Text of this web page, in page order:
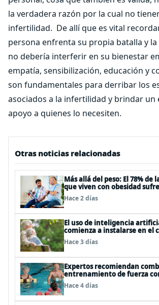
la verdadera razón por la cual no
infertilidad. De allí que es vital
persona enfrenta su propia batalla y
no debería interferir en su bienestar
empatía, sensibilización, educación y
son fundamentales para derribar los
asociados a la infertilidad y brindar un
apoyo a quienes lo necesiten.
Otras noticias relacionadas
Más allá del peso: El 78% de
que viven con obesidad
postraumático debido al
Hace 2 días
El uso de inteligencia
comienza a instalarse en el
personas mayores
Hace 3 días
Expertos recomiendan
entrenamiento de fuerza
para fortalecer la salud
Hace 4 días